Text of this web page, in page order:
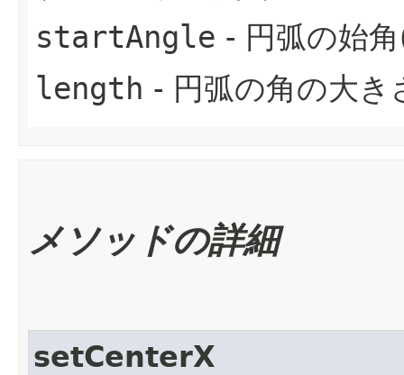
startAngle - 円弧の始
length - 円弧の角の大き
メソッドの詳細
setCenterX